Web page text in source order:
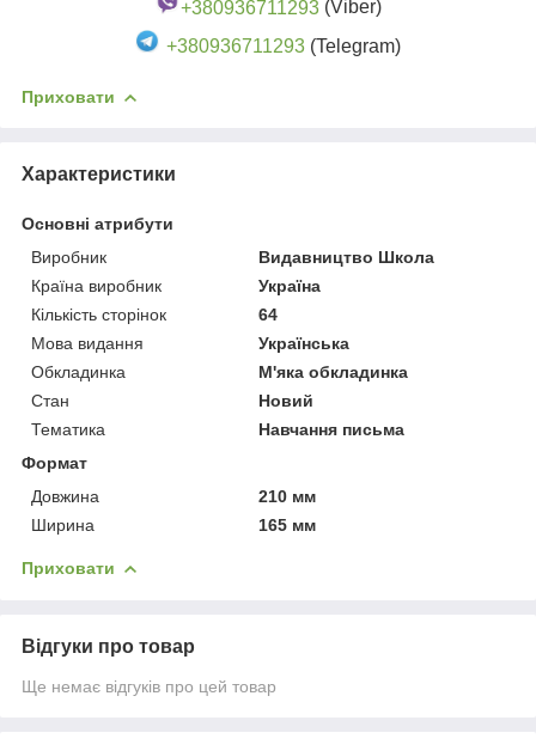
+380936711293(Viber)
+380936711293 (Telegram)
Приховати
Характеристики
Основні атрибути
Виробник
Видавництво Школа
Країна виробник
Україна
Кількість сторінок
64
Мова видання
Українська
Обкладинка
М'яка обкладинка
Стан
Новий
Тематика
Навчання письма
Формат
Довжина
210 мм
Ширина
165 мм
Приховати
Відгуки про товар
Ще немає відгуків про цей товар